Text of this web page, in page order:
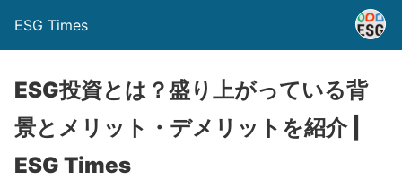
ESG Times
ESG投資とは？盛り上がっている背
景とメリット・デメリットを紹介 |
ESG Times